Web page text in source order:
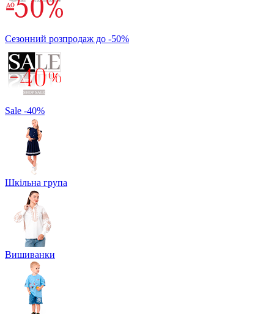
Сезонний розпродаж до -50%
Sale -40%
Шкільна група
Вишиванки